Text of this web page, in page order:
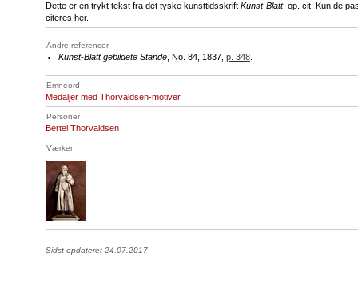
Dette er en trykt tekst fra det tyske kunsttidsskrift Kunst-Blatt, op. cit. Kun de
citeres her.
Andre referencer
Kunst-Blatt gebildete Stände , No. 84, 1837, p. 348
Emneord
Medaljer med Thorvaldsen-motiver
Personer
Bertel Thorvaldsen
Værker
Sidst opdateret 24.07.2017